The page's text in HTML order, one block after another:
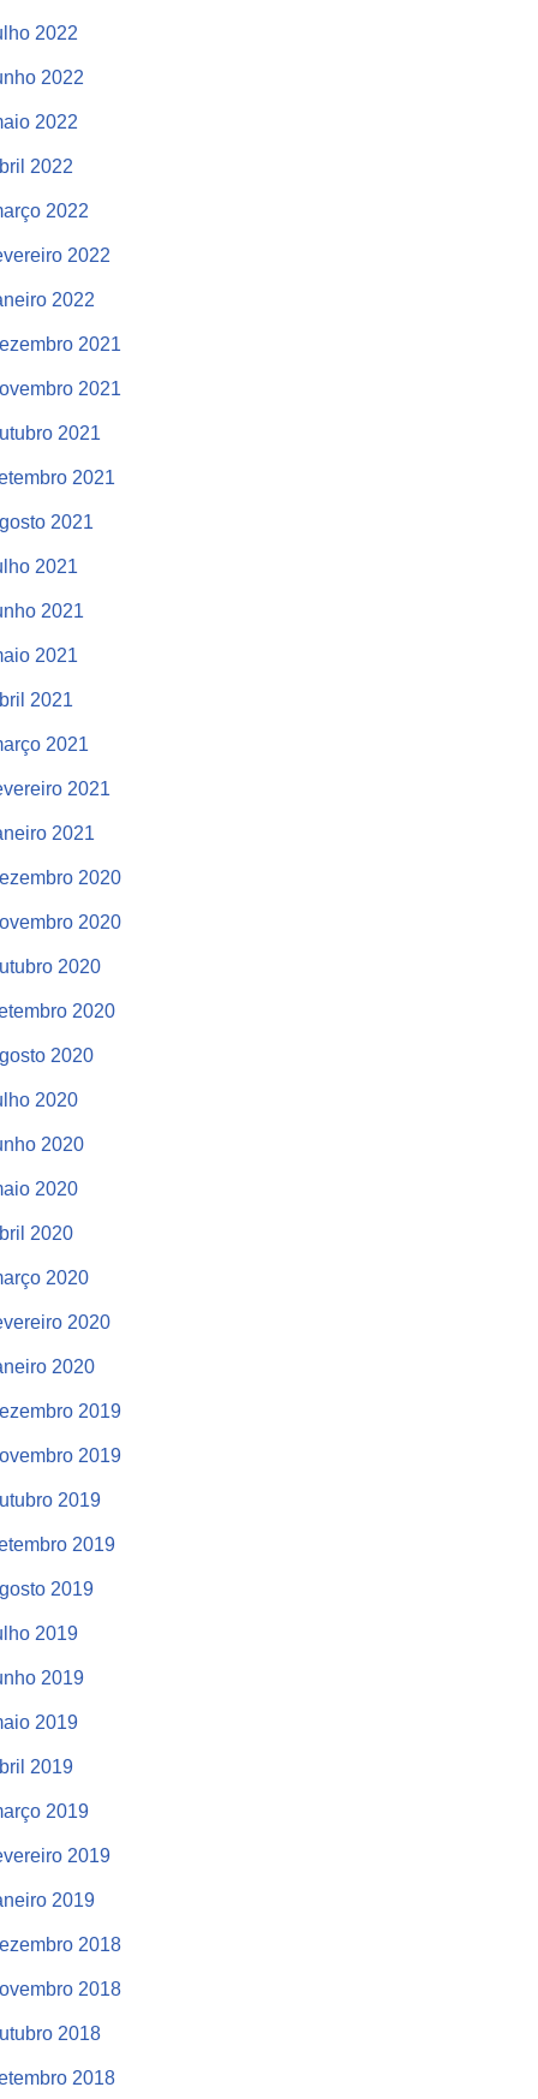
2022
2022
2022
2022
2022
2022
2022
2021
2021
2021
2021
2021
2021
2021
2021
2021
2021
2021
2021
2020
2020
2020
2020
2020
2020
2020
2020
2020
2020
2020
2020
2019
2019
2019
2019
2019
2019
2019
2019
2019
2019
2019
2019
2018
2018
2018
2018